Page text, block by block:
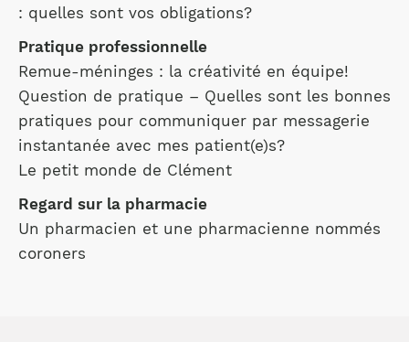
: quelles sont vos obligations?
Pratique professionnelle
Remue-méninges : la créativité en équipe!
Question de pratique – Quelles sont les bonnes
pratiques pour communiquer par messagerie
instantanée avec mes patient(e)s?
Le petit monde de Clément
Regard sur la pharmacie
Un pharmacien et une pharmacienne nommés
coroners